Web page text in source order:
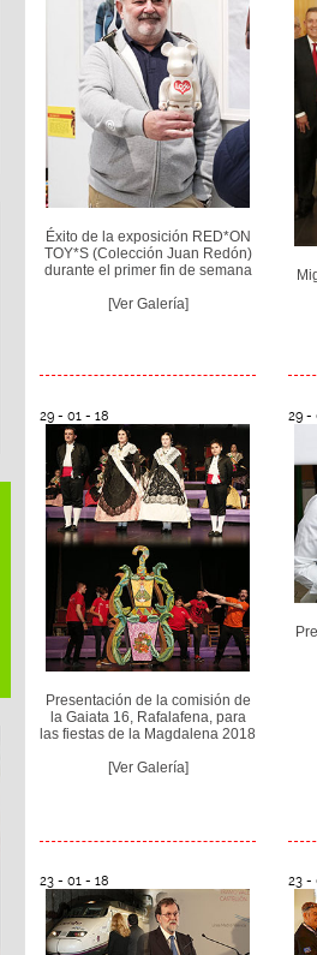
Éxito de la exposición RED*ON
TOY*S (Colección Juan Redón)
durante el primer fin de semana
[Ver Galería]
29 - 01 - 18
Presentación de la comisión de
la Gaiata 16, Rafalafena, para
las fiestas de la Magdalena 2018
[Ver Galería]
29 -
23 - 01 - 18 23 -